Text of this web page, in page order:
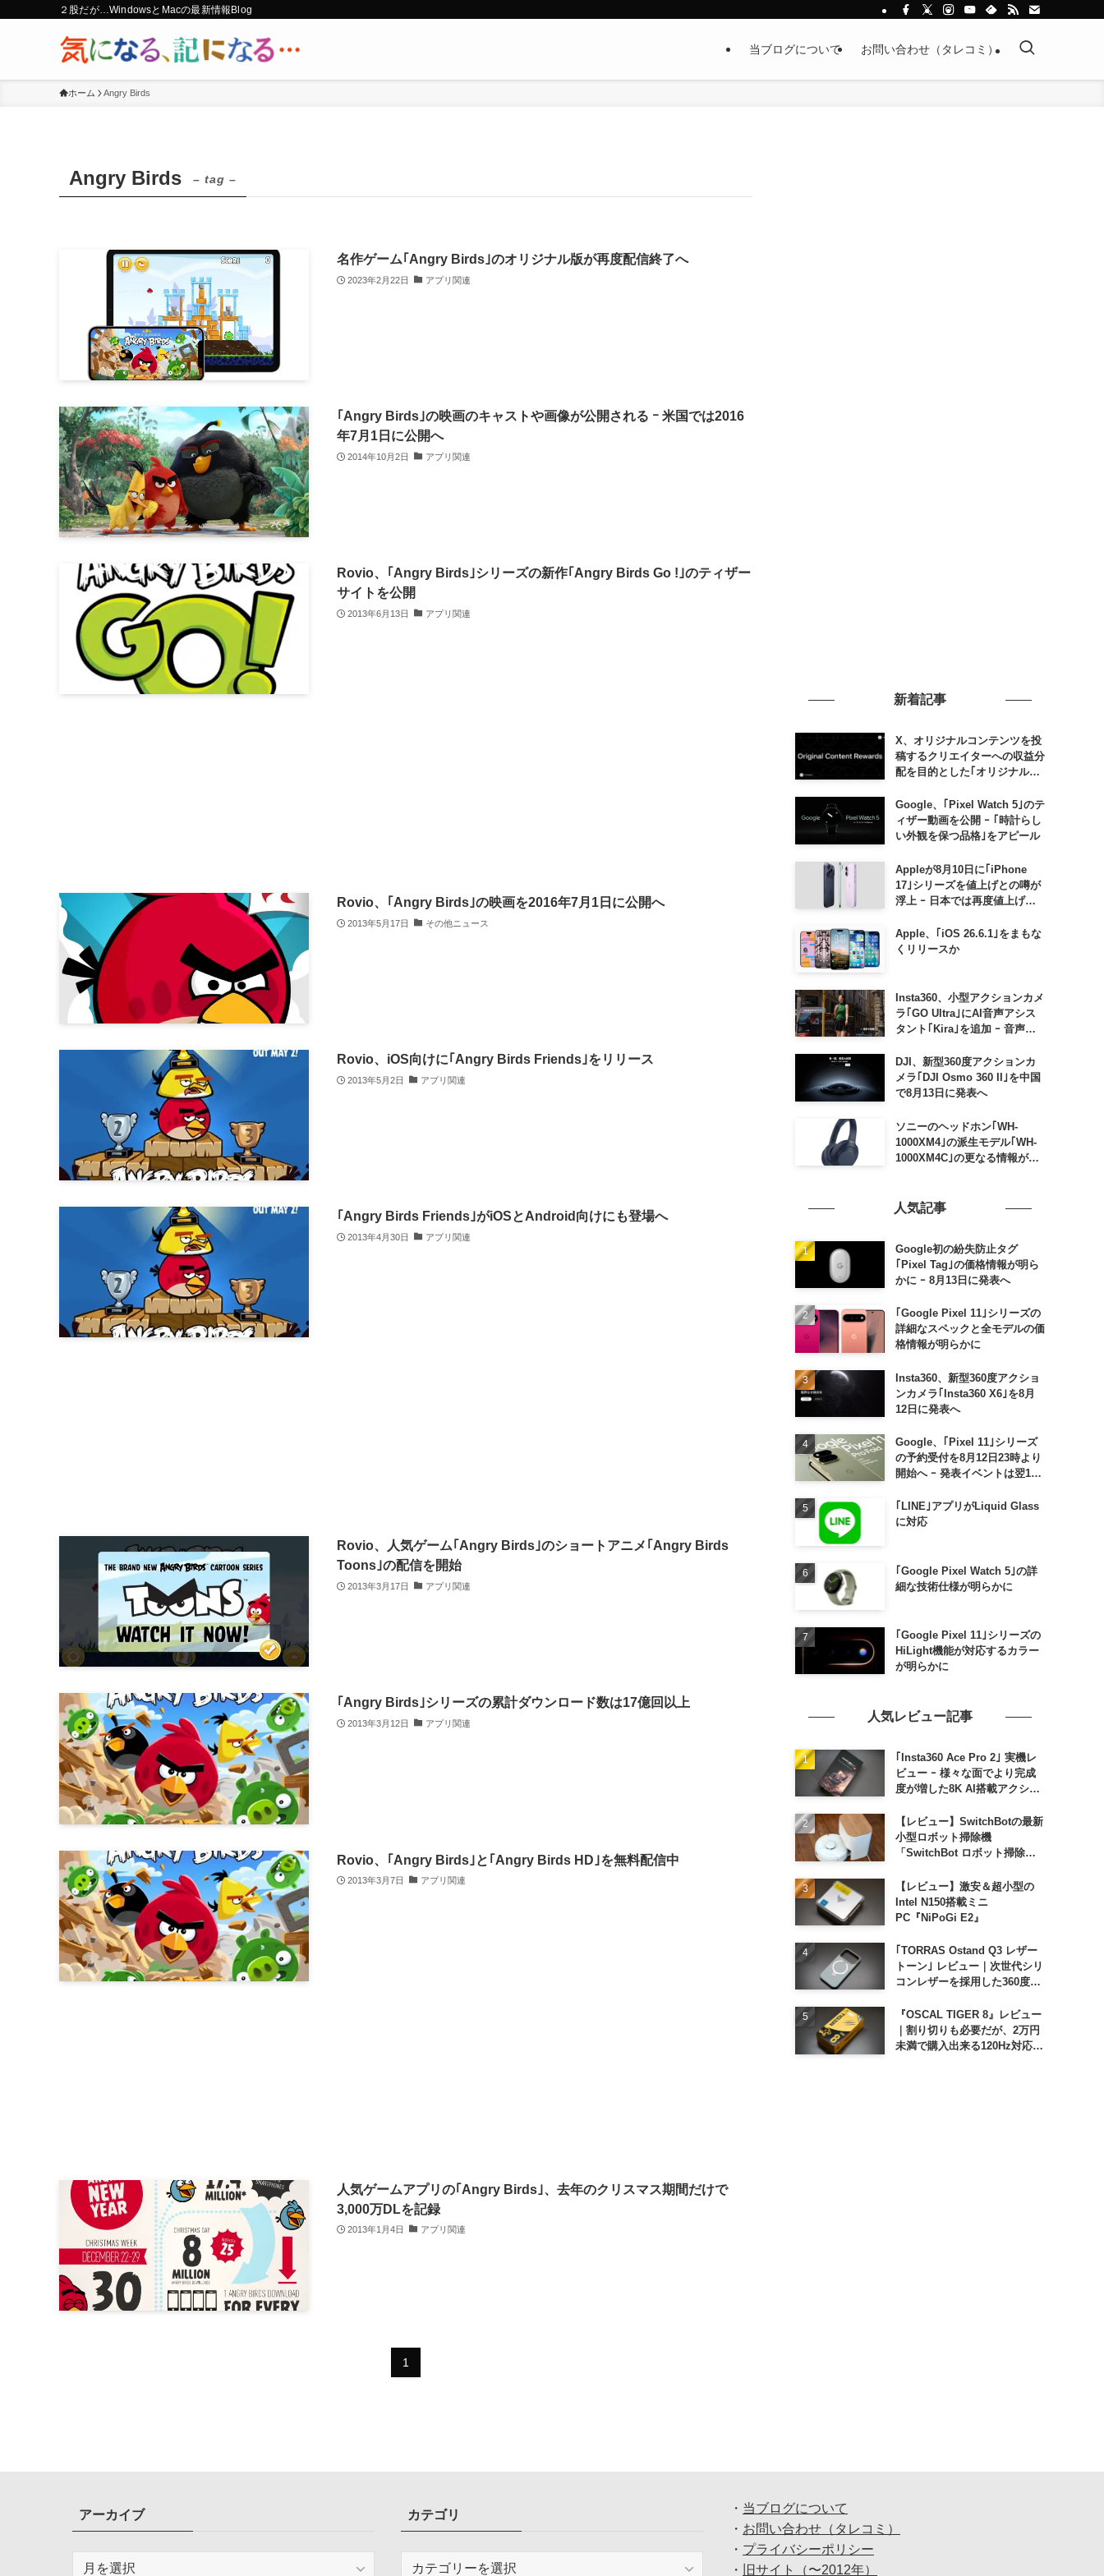
２股だが…WindowsとMacの最新情報Blog
当ブログについて お問い合わせ（タレコミ）
ホーム Angry Birds
Angry Birds – tag –
名作ゲーム｢Angry Birds｣のオリジナル版が再度配信終了へ
2023年2月22日 アプリ関連
｢Angry Birds｣の映画のキャストや画像が公開される ｰ 米国では2016
年7月1日に公開へ
2014年10月2日 アプリ関連
Rovio、｢Angry Birds｣シリーズの新作｢Angry Birds Go !｣のティザー
サイトを公開
2013年6月13日 アプリ関連
Rovio、｢Angry Birds｣の映画を2016年7月1日に公開へ
2013年5月17日 その他ニュース
Rovio、iOS向けに｢Angry Birds Friends｣をリリース
2013年5月2日 アプリ関連
｢Angry Birds Friends｣がiOSとAndroid向けにも登場へ
2013年4月30日 アプリ関連
Rovio、人気ゲーム｢Angry Birds｣のショートアニメ｢Angry Birds
Toons｣の配信を開始
2013年3月17日 アプリ関連
｢Angry Birds｣シリーズの累計ダウンロード数は17億回以上
2013年3月12日 アプリ関連
Rovio、｢Angry Birds｣と｢Angry Birds HD｣を無料配信中
2013年3月7日 アプリ関連
人気ゲームアプリの｢Angry Birds｣、去年のクリスマス期間だけで
3,000万DLを記録
2013年1月4日 アプリ関連
1
新着記事
X、オリジナルコンテンツを投
稿するクリエイターへの収益分
配を目的とした｢オリジナルコ
入へ ｰ 従来の｢収益分配｣は廃
止
Google、｢Pixel Watch 5｣のテ
ィザー動画を公開 ｰ ｢時計らし
い外観を保つ品格｣をアピール
Appleが8月10日に｢iPhone
17｣シリーズを値上げとの噂が
浮上 ｰ 日本では再度値上げの
Apple、｢iOS 26.6.1｣をまもな
くリリースか
Insta360、小型アクションカメ
ラ｢GO Ultra｣にAI音声アシス
タント｢Kira｣を追加 ｰ 音声で
などが利用可能に
DJI、新型360度アクションカ
メラ｢DJI Osmo 360 II｣を中国
で8月13日に発表へ
ソニーのヘッドホン｢WH-
1000XM4｣の派生モデル｢WH-
1000XM4C｣の更なる情報が明
人気記事
Google初の紛失防止タグ
｢Pixel Tag｣の価格情報が明ら
かに ｰ 8月13日に発表へ
｢Google Pixel 11｣シリーズの
詳細なスペックと全モデルの価
格情報が明らかに
Insta360、新型360度アクショ
ンカメラ｢Insta360 X6｣を8月
12日に発表へ
Google、｢Pixel 11｣シリーズ
の予約受付を8月12日23時より
開始へ ｰ 発表イベントは翌13
｢LINE｣アプリがLiquid Glass
に対応
｢Google Pixel Watch 5｣の詳
細な技術仕様が明らかに
｢Google Pixel 11｣シリーズの
HiLight機能が対応するカラー
が明らかに
人気レビュー記事
｢Insta360 Ace Pro 2｣ 実機レ
ビュー ｰ 様々な面でより完成
度が増した8K AI搭載アクショ
【レビュー】SwitchBotの最新
小型ロボット掃除機
「SwitchBot ロボット掃除機
【レビュー】激安＆超小型の
Intel N150搭載ミニ
PC『NiPoGi E2』
｢TORRAS Ostand Q3 レザー
トーン｣ レビュー｜次世代シリ
コンレザーを採用した360度回
『OSCAL TIGER 8』レビュー
｜割り切りも必要だが、2万円
未満で購入出来る120Hz対応大
アーカイブ カテゴリ ・ 当ブログについて
・ お問い合わせ（タレコミ）
・ プライバシーポリシー
・
旧サイト（〜2012年）